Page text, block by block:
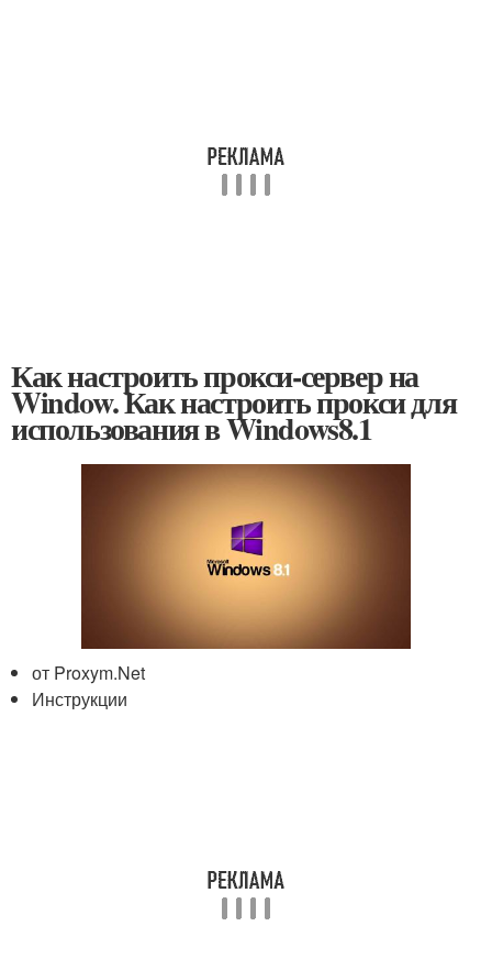
Как настроить прокси-сервер на
Window. Как настроить прокси для
использования в Windows8.1
от Proxym.Net
Инструкции